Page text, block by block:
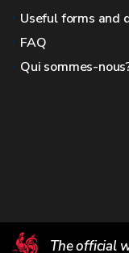
Useful forms and
FAQ
Qui sommes-
The official